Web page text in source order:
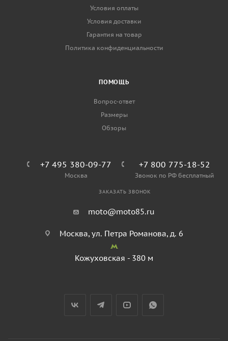
Условия оплаты
Условия доставки
Гарантия на товар
Политика конфиденциальности
ПОМОЩЬ
Вопрос-ответ
Размеры
Обзоры
+7 495 380-09-77
Москва
+7 800 775-18-52
Звонок по РФ бесплатный
ЗАКАЗАТЬ ЗВОНОК
moto@moto85.ru
Москва, ул. Петра Романова, д. 6
Кожуховская - 380 м